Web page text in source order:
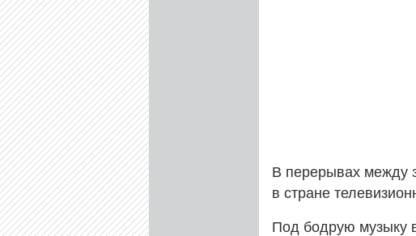
В перерывах между
в стране
Под бодрую музыку